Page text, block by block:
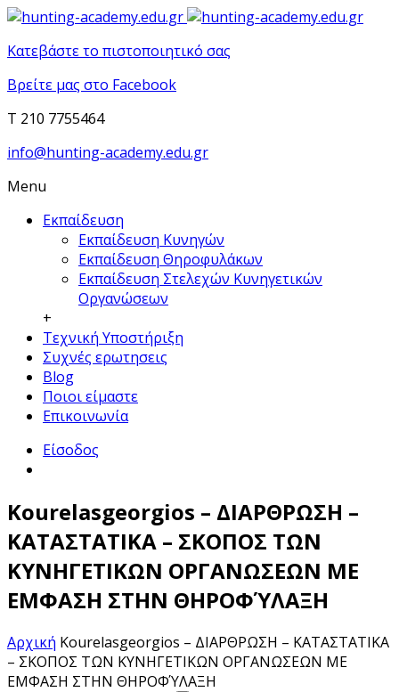
Κατεβάστε το πιστοποιητικό σας
Βρείτε μας στο Facebook
T 210 7755464
info@hunting-academy.edu.gr
Menu
Εκπαίδευση
Εκπαίδευση Κυνηγών
Εκπαίδευση Θηροφυλάκων
Εκπαίδευση Στελεχών Κυνηγετικών
Οργανώσεων
+
Τεχνική Υποστήριξη
Συχνές ερωτησεις
Blog
Ποιοι είμαστε
Επικοινωνία
Είσοδος
Kourelasgeorgios – ΔΙΑΡΘΡΩΣΗ –
ΚΑΤΑΣΤΑΤΙΚΑ – ΣΚΟΠΟΣ ΤΩΝ
ΚΥΝΗΓΕΤΙΚΩΝ ΟΡΓΑΝΩΣΕΩΝ ΜΕ
ΕΜΦΑΣΗ ΣΤΗΝ ΘΗΡΟΦΎΛΑΞΗ
Αρχική Kourelasgeorgios – ΔΙΑΡΘΡΩΣΗ – ΚΑΤΑΣΤΑΤΙΚΑ
– ΣΚΟΠΟΣ ΤΩΝ ΚΥΝΗΓΕΤΙΚΩΝ ΟΡΓΑΝΩΣΕΩΝ ΜΕ
ΕΜΦΑΣΗ ΣΤΗΝ ΘΗΡΟΦΎΛΑΞΗ